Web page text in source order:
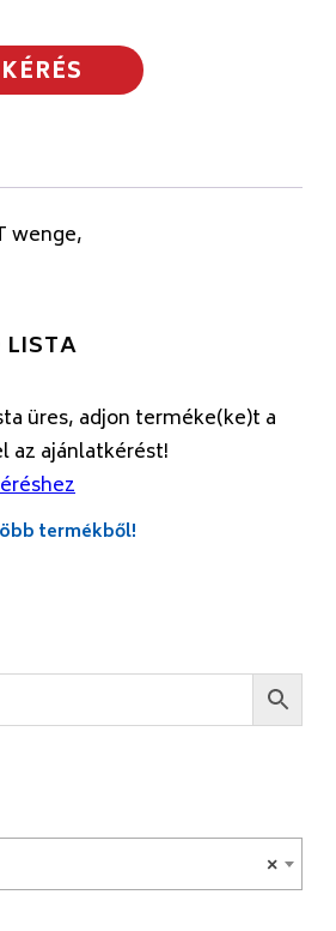
wenge,
LISTA
üres, adjon terméke(ke)t a
az ajánlatkérést!
termékből!
×